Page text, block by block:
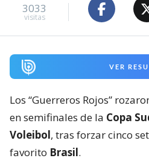
3033
visitas
VER
Los “Guerreros Rojos”
en semifinales de la Copa
Voleibol, tras forzar cinco
favorito Brasil.